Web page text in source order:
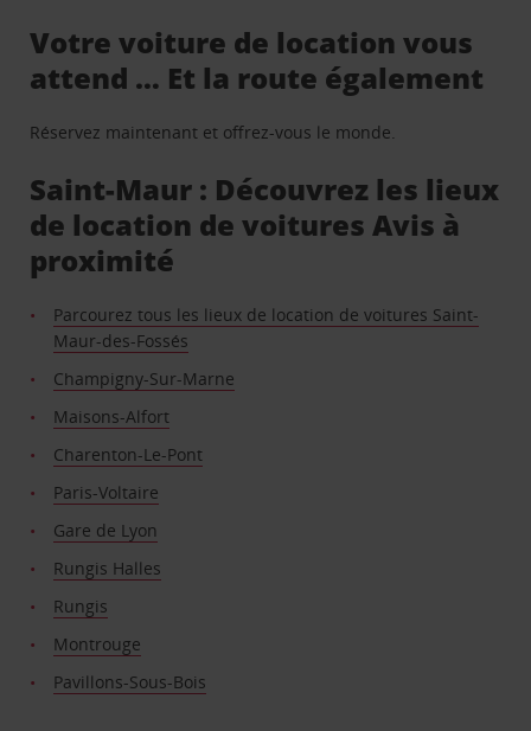
Votre voiture de location vous
attend … Et la route également
Réservez maintenant et offrez-vous le monde.
Saint-Maur : Découvrez les lieux
de location de voitures Avis à
proximité
Parcourez tous les lieux de location de voitures Saint-
Maur-des-Fossés
Champigny-Sur-Marne
Maisons-Alfort
Charenton-Le-Pont
Paris-Voltaire
Gare de Lyon
Rungis Halles
Rungis
Montrouge
Pavillons-Sous-Bois